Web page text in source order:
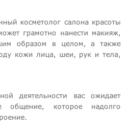
косметолог салона красоты
грамотно нанести макияж,
образом в целом, а также
кожи лица, шеи, рук и тела,
деятельности вас ожидает
общение, которое надолго